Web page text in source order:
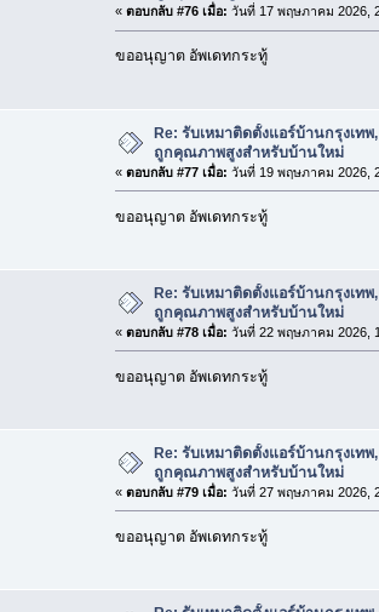
« ตอบกลับ #76 เมื่อ: วันที่ 17 พฤษภาคม 2026,
ขออนุญาต อัพเดทกระทู้
Re: รับเหมาติดตั้งแอร์บ้านกรุงเท
ถูกคุณภาพสูงสำหรับบ้านใหม่
« ตอบกลับ #77 เมื่อ: วันที่ 19 พฤษภาคม 2026,
ขออนุญาต อัพเดทกระทู้
Re: รับเหมาติดตั้งแอร์บ้านกรุงเท
ถูกคุณภาพสูงสำหรับบ้านใหม่
« ตอบกลับ #78 เมื่อ: วันที่ 22 พฤษภาคม 2026,
ขออนุญาต อัพเดทกระทู้
Re: รับเหมาติดตั้งแอร์บ้านกรุงเท
ถูกคุณภาพสูงสำหรับบ้านใหม่
« ตอบกลับ #79 เมื่อ: วันที่ 27 พฤษภาคม 2026,
ขออนุญาต อัพเดทกระทู้